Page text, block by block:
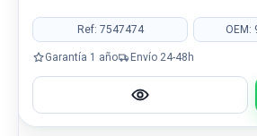
Ref: 7547474 OEM:
Garantía 1 año Envío 24-48h